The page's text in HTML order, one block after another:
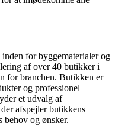
for byggematerialer og
af over 40 butikker i
for branchen. Butikken er
og professionel
et udvalg af
afspejler butikkens
behov og ønsker.